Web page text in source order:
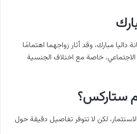
داليا مبارك، وقد أثار زواجهما اهتمامًا
خاصة مع اختلاف الجنسية
ستاركس؟
لكن لا تتوفر تفاصيل دقيقة حول